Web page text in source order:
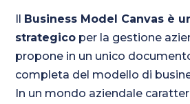
Il Business Model Canvas è
strategico per la gestione
propone in un unico
completa del modello di
In un mondo aziendale